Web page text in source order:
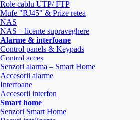
Role cablu UTP/ FTP
Mufe "RJ45" & Prize retea
NAS
NAS – licente supraveghere
Alarme & interfoane
Control panels & Keypads
Control acces
Senzori alarma – Smart Home
Accesorii alarme
Interfoane
Accesorii interfon
Smart home
Senzori Smart Home